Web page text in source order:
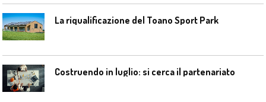
La riqualificazione del Toano Sport Park
Costruendo in luglio: si cerca il partenariato